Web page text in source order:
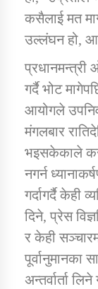
कसैलाई मत
उल्लंघन हो,
प्रधानमन्त्री
गर्दै भोट
आयोगले
मंगलबार
भइसकेकाले
नगर्न
गर्दागर्दै केही
दिने, प्रेस
र केही
पूर्वानुमानका
अन्तर्वार्ता